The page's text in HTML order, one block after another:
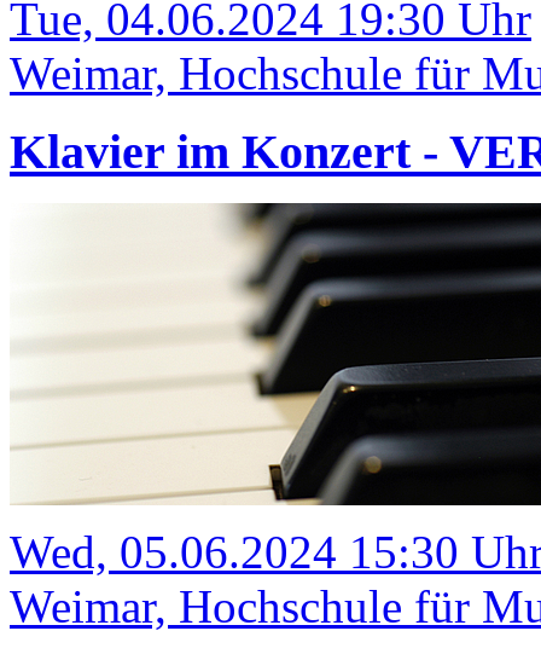
Tue, 04.06.2024 19:30 Uhr
Weimar, Hochschule für
Klavier im Konzert -
Wed, 05.06.2024 15:30
Weimar, Hochschule für